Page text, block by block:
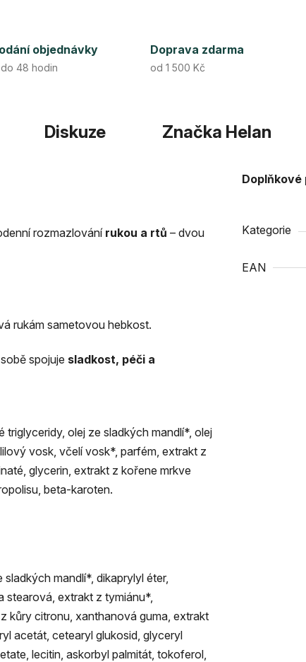
objednávky
48 hodin
Doprava zdarma
od 1 500 Kč
Diskuze Značka Helan
rozmazlování rukou a rtů – dvou
rukám sametovou hebkost.
spojuje sladkost, péči a
olej ze sladkých mandlí*, olej
vosk, včelí vosk*, parfém, extrakt z
glycerin, extrakt z kořene mrkve
beta-karoten.
mandlí*, dikaprylyl éter,
stearová, extrakt z tymiánu*,
kůry citronu, xanthanová guma, extrakt
acetát, cetearyl glukosid, glyceryl
lecitin, askorbyl palmitát, tokoferol,
Kategorie
EAN